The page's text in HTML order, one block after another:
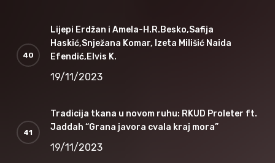
Lijepi Erdžan i Amela-H.R.Besko,Safija
Haskić,Snježana Komar, Izeta Milišić Naida
Efendić,Elvis K.
19/11/2023
Tradicija tkana u novom ruhu: RKUD Proleter ft.
Jaddah “Grana javora cvala kraj mora”
19/11/2023